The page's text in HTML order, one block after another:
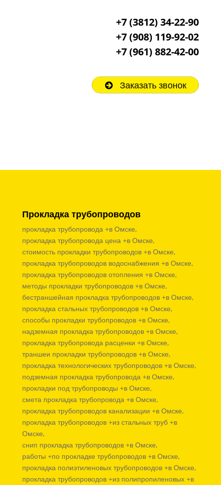
+7 (3812) 34-22-90
+7 (908) 119-92-02
+7(961) 882-42-00
Заказать звонок
Прокладка трубопроводов
прокладка трубопровода +в Омске,
прокладка трубопровода цена +в Омске,
стоимость прокладки трубопроводов +в Омске,
прокладка трубопроводов водоснабжения +в Омске,
прокладка трубопроводов отопления +в Омске,
методы прокладки трубопроводов +в Омске,
бестраншейная прокладка трубопроводов +в Омске,
прокладка стальных трубопроводов +в Омске,
способы прокладки трубопроводов +в Омске,
надземная прокладка трубопроводов +в Омске,
прокладка трубопровода расценки +в Омске,
траншеи прокладки трубопроводов +в Омске,
прокладка технологических трубопроводов +в Омске,
подземная прокладка трубопровода +в Омске,
прокладки под трубопроводы +в Омске,
смета прокладка трубопровода +в Омске,
прокладка трубопроводов канализации +в Омске,
прокладка трубопроводов +из стальных труб +в
Омске,
снип прокладка трубопроводов +в Омске,
работы +по прокладке трубопроводов +в Омске,
прокладка полиэтиленовых трубопроводов +в Омске,
прокладка трубопроводов +из полипропиленовых +в